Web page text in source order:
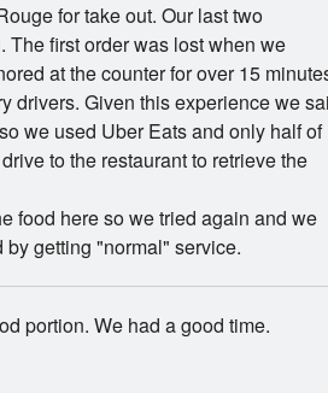
for take out. Our last two
first order was lost when we
at the counter for over 15
drivers. Given this experience we
we used Uber Eats and only half of
to the restaurant to retrieve the
food here so we tried again and we
getting "normal" service.
portion. We had a good time.